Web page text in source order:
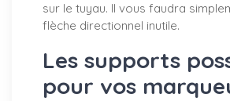
sur le tuyau. Il vous faudra
flèche directionnel inutile.
Les supports
pour vos